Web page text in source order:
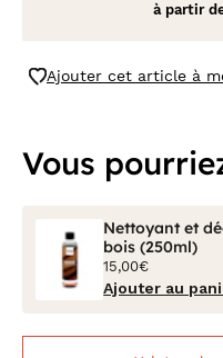
à partir
Ajouter cet article à
Vous
Nettoyant et
bois (250ml)
15,00€
Ajouter au